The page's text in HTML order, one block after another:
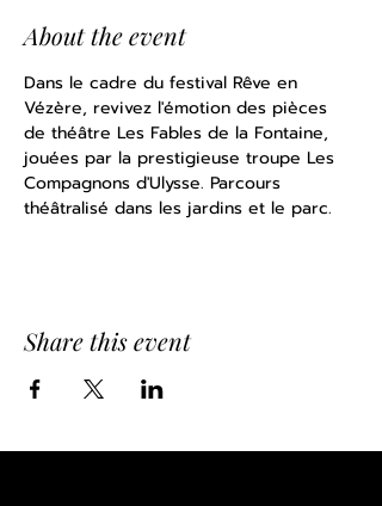
About the event
Dans le cadre du festival Rêve en
Vézère, revivez l'émotion des pièces
de théâtre Les Fables de la Fontaine,
jouées par la prestigieuse troupe Les
Compagnons d'Ulysse. Parcours
théâtralisé dans les jardins et le parc.
Share this event